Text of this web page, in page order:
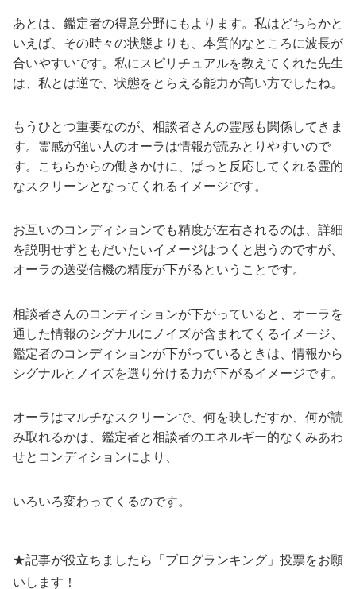
あとは、鑑定者の得意分野にもよります。私はどちらかと
いえば、その時々の状態よりも、本質的なところに波長が
合いやすいです。私にスピリチュアルを教えてくれた先生
は、私とは逆で、状態をとらえる能力が高い方でしたね。
もうひとつ重要なのが、相談者さんの霊感も関係してきま
す。霊感が強い人のオーラは情報が読みとりやすいので
す。こちらからの働きかけに、ぱっと反応してくれる霊的
なスクリーンとなってくれるイメージです。
お互いのコンディションでも精度が左右されるのは、詳細
を説明せずともだいたいイメージはつくと思うのですが、
オーラの送受信機の精度が下がるということです。
相談者さんのコンディションが下がっていると、オーラを
通した情報のシグナルにノイズが含まれてくるイメージ、
鑑定者のコンディションが下がっているときは、情報から
シグナルとノイズを選り分ける力が下がるイメージです。
オーラはマルチなスクリーンで、何を映しだすか、何が読
み取れるかは、鑑定者と相談者のエネルギー的なくみあわ
せとコンディションにより、
いろいろ変わってくるのです。
★記事が役立ちましたら「ブログランキング」投票をお願
いします！